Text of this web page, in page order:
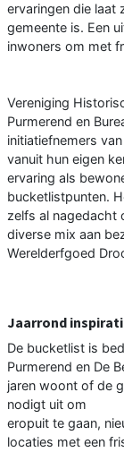
ervaringen die laat
gemeente is. Een
inwoners om met
Vereniging
Purmerend en
initiatiefnemers
vanuit hun eigen
ervaring als
bucketlistpunten.
zelfs al nagedacht
diverse mix aan
Werelderfgoed
Jaarrond
De bucketlist is
Purmerend en De
jaren woont of de
nodigt uit om
eropuit te gaan,
locaties met een